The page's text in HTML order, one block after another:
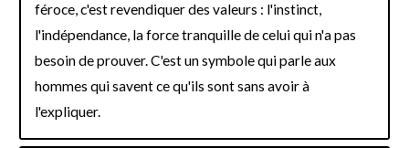
féroce, c'est revendiquer des valeurs : l'instinct,
l'indépendance, la force tranquille de celui qui n'a pas
besoin de prouver. C'est un symbole qui parle aux
hommes qui savent ce qu'ils sont sans avoir à
l'expliquer.